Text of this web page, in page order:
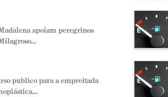
apoiam peregrinos
publico para a empreitada